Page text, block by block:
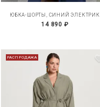
ЮБКА-ШОРТЫ, СИНИЙ ЭЛЕКТРИК
14 890 ₽
РАСПРОДАЖА